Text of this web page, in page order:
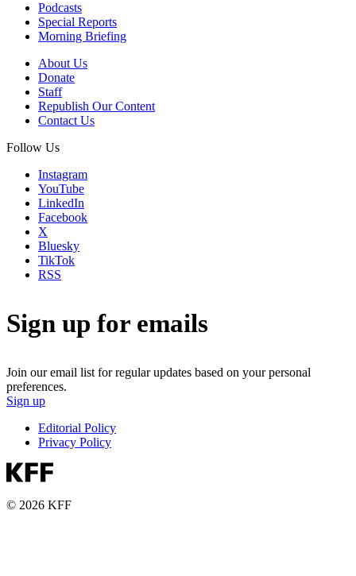
Podcasts
Special Reports
Morning Briefing
About Us
Donate
Staff
Republish Our Content
Contact Us
Follow Us
Instagram
YouTube
LinkedIn
Facebook
X
Bluesky
TikTok
RSS
Sign up for emails
Join our email list for regular updates based on your personal
preferences.
Sign up
Editorial Policy
Privacy Policy
© 2026 KFF